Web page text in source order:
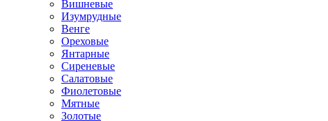
Вишневые
Изумрудные
Венге
Ореховые
Янтарные
Сиреневые
Салатовые
Фиолетовые
Мятные
Золотые